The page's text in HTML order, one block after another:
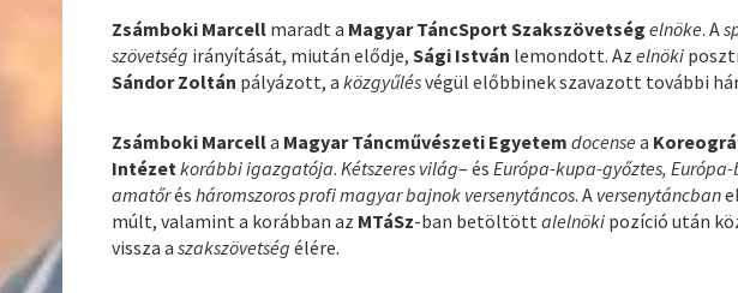
Zsámboki Marcell maradt a Magyar TáncSportSzakszövetség elnöke. A
szövetség irányítását, miután elődje,Sági István lemondott. Azelnöki
Sándor Zoltán pályázott, aközgyűlésvégül előbbinek szavazott további
Zsámboki Marcella Magyar Táncművészeti Egyetem docense a
Intézetkorábbi igazgatója.Kétszeres világ– ésEurópa-kupa-győztes,
amatőrésháromszoros profi magyar bajnok versenytáncos. A versenytáncban
múlt, valamint a korábban az MTáSz-ban betöltöttalelnöki pozíció után
vissza aszakszövetség élére.